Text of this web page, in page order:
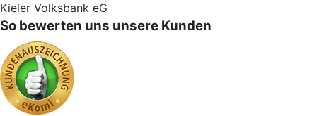
Kieler Volksbank eG
So bewerten uns unsere Kunden